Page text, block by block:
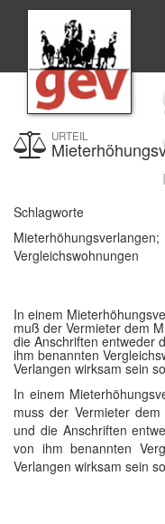
URTEIL
Schlagworte
Vergleichswohnungen
In einem
muß der Vermieter dem
die Anschriften entweder
ihm benannten
Verlangen wirksam sein
In einem
muss der Vermieter
und die Anschriften
von ihm benannten
Verlangen wirksam sein